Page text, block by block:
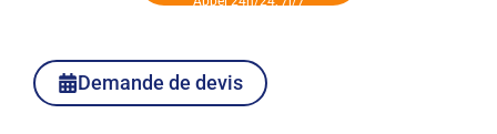
Demande de devis